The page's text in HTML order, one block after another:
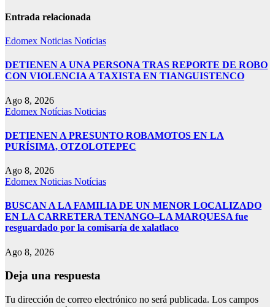
Entrada relacionada
Edomex Noticias Notícias
DETIENEN A UNA PERSONA TRAS REPORTE DE ROBO
CON VIOLENCIA A TAXISTA EN TIANGUISTENCO
Ago 8, 2026
Edomex Notícias Noticias
DETIENEN A PRESUNTO ROBAMOTOS EN LA
PURÍSIMA, OTZOLOTEPEC
Ago 8, 2026
Edomex Noticias Notícias
BUSCAN A LA FAMILIA DE UN MENOR LOCALIZADO
EN LA CARRETERA TENANGO–LA MARQUESA fue
resguardado por la comisaría de xalatlaco
Ago 8, 2026
Deja una respuesta
Tu dirección de correo electrónico no será publicada. Los campos